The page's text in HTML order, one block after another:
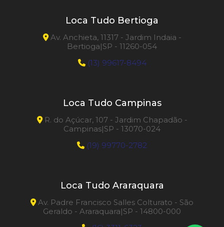
Loca Tudo Bertioga
Av. Anchieta, 11317 - Jardim Indaia -
Bertioga|SP - 11260-054
(13) 99617-8494
Loca Tudo Campinas
R. do Açúcar, 107 - Jardim Chapadão -
Campinas|SP - 13070-024
(19) 99770-2782
Loca Tudo Araraquara
Av. Padre Francisco Salles Colturato - São
Geraldo - Araraquara|SP - 14800-000